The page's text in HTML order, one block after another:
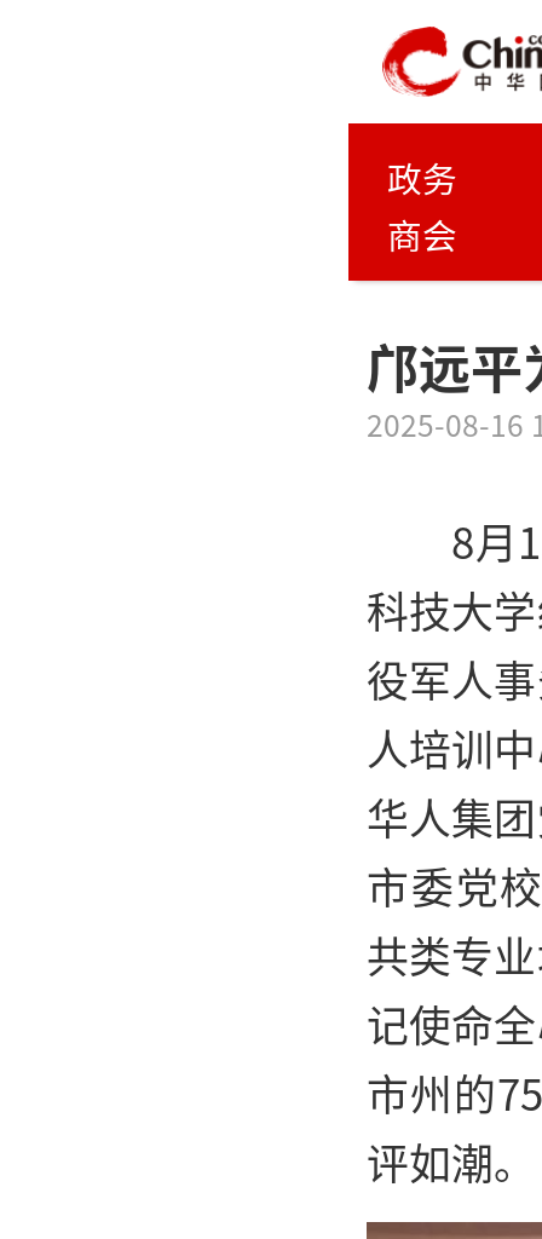
政务
商会
邝远
2025-08-16
8月
科技大
役军人
人培训
华人集
市委党
共类专
记使命
市州的
评如潮。